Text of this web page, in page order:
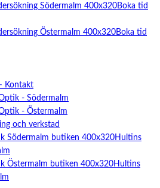
Boka tid
Boka tid
Kontakt
- Södermalm
- Östermalm
och verkstad
Hultins
Hultins